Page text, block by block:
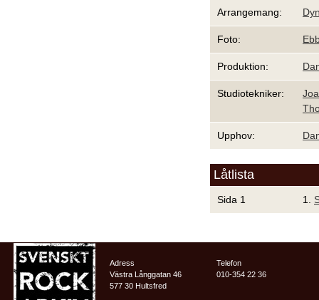
Arrangemang:
Foto:
Produktion:
Studiotekniker:
Upphov:
Låtlista
Sida 1 1.
Adress
Västra Långgatan 46
577 30 Hultsfred
Telefon
010-354 22 36